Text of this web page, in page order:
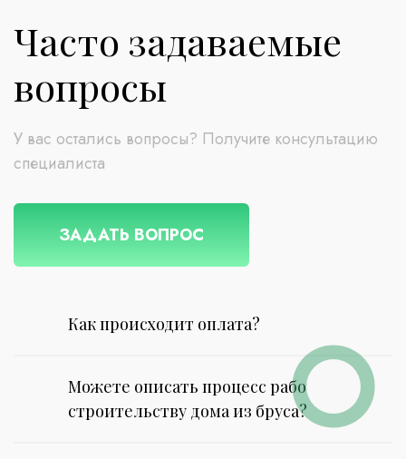
Часто задаваемые
вопросы
У вас остались вопросы? Получите консультацию
специалиста
ЗАДАТЬ ВОПРОС
Как происходит оплата?
Можете описать процесс работы по
строительству дома из бруса?